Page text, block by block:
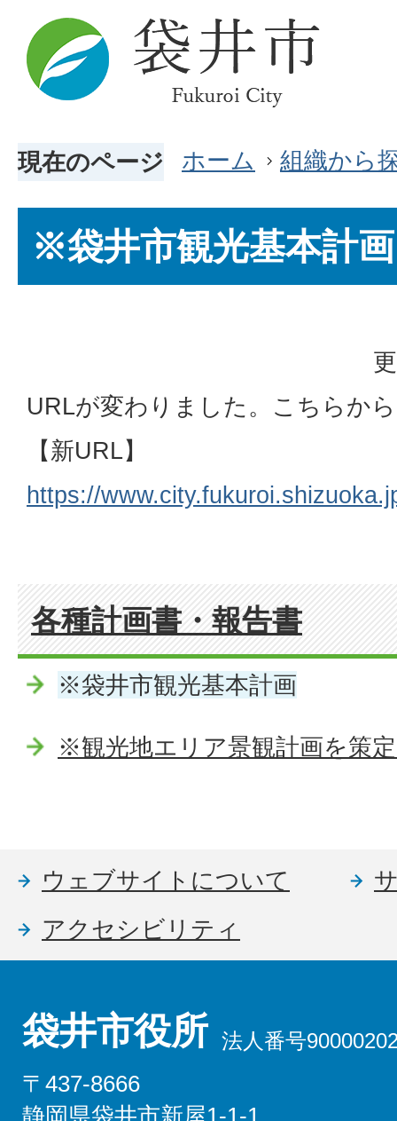
現在のページ ホーム 組織から
※袋井市観光基本計画
URLが変わりました。こちらか
【新URL】
https://
各種計画書・報告書
※袋井市観光基本計画
※観光地エリア景観計画を策
ウェブサイトについて
アクセシビリティ
袋井市役所 法人番号
〒437-8666
静岡県袋井市新屋1-1-1